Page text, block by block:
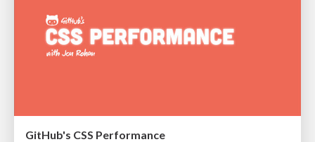
GitHub's CSS Performance